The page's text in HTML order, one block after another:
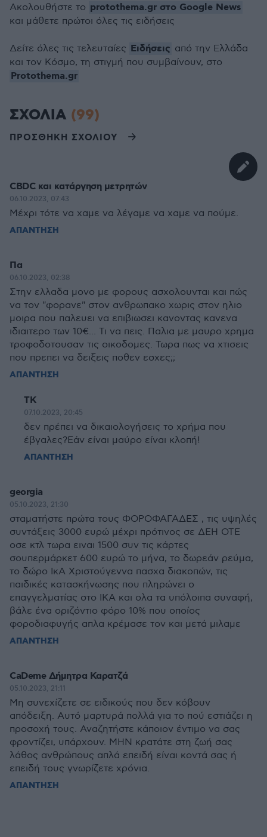
Ακολουθήστε το protothema.gr στο Google News
και μάθετε πρώτοι όλες τις ειδήσεις
Δείτε όλες τις τελευταίες Ειδήσεις από την Ελλάδα
και τον Κόσμο, τη στιγμή που συμβαίνουν, στο
Protothema.gr
ΣΧΟΛΙΑ (99)
ΠΡΟΣΘΗΚΗ ΣΧΟΛΙΟΥ
CBDC και κατάργηση μετρητών
06.10.2023, 07:43
Μέχρι τότε να χαμε να λέγαμε να χαμε να πούμε.
ΑΠΑΝΤΗΣΗ
Πα
06.10.2023, 02:38
Στην ελλαδα μονο με φορους ασχολουνται και πώς
να τον "φορανε" στον ανθρωπακο χωρις στον ηλιο
μοιρα που παλευει να επιβιωσει κανοντας κανενα
ιδιαιτερο των 10€... Τι να πεις. Παλια με μαυρο χρημα
τροφοδοτουσαν τις οικοδομες. Τωρα πως να χτισεις
που πρεπει να δειξεις ποθεν εσχες;;
ΑΠΑΝΤΗΣΗ
ΤΚ
07.10.2023, 20:45
δεν πρέπει να δικαιολογήσεις το χρήμα που
έβγαλες?Εάν είναι μαύρο είναι κλοπή!
ΑΠΑΝΤΗΣΗ
georgia
05.10.2023, 21:30
σταματήστε πρώτα τους ΦΟΡΟΦΑΓΑΔΕΣ , τις υψηλές
συντάξεις 3000 ευρώ μέχρι πρότινος σε ΔΕΗ ΟΤΕ
οσε κτλ τωρα ειναι 1500 συν τις κάρτες
σουπερμάρκετ 600 ευρώ το μήνα, το δωρεάν ρεύμα,
το δώρο ΙκΑ Χριστούγεννα πασχα διακοπών, τις
παιδικές κατασκήνωσης που πληρώνει ο
επαγγελματίας στο ΙΚΑ και ολα τα υπόλοιπα συναφή,
βάλε ένα οριζόντιο φόρο 10% που οποίος
φοροδιαφυγής απλα κρέμασε τον και μετά μιλαμε
ΑΠΑΝΤΗΣΗ
CaDeme Δήμητρα Καρατζά
05.10.2023, 21:11
Μη συνεχίζετε σε ειδικούς που δεν κόβουν
απόδειξη. Αυτό μαρτυρά πολλά για το πού εστιάζει η
προσοχή τους. Αναζητήστε κάποιον έντιμο να σας
φροντίζει, υπάρχουν. ΜΗΝ κρατάτε στη ζωή σας
λάθος ανθρώπους απλά επειδή είναι κοντά σας ή
επειδή τους γνωρίζετε χρόνια.
ΑΠΑΝΤΗΣΗ